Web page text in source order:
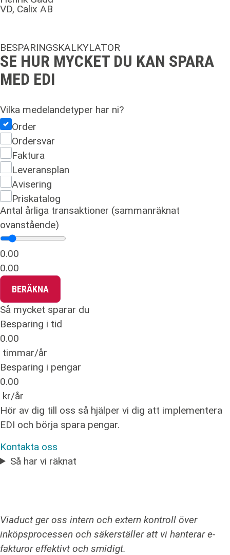
VD, Calix AB
BESPARINGSKALKYLATOR
SE HUR MYCKET DU KAN SPARA
MED EDI
Vilka medelandetyper har ni?
Order
Ordersvar
Faktura
Leveransplan
Avisering
Priskatalog
Antal årliga transaktioner (sammanräknat
ovanstående)
0.00
0.00
BERÄKNA
Så mycket sparar du
Besparing i tid
0.00
timmar/år
Besparing i pengar
0.00
kr/år
Hör av dig till oss så hjälper vi dig att implementera
EDI och börja spara pengar.
Kontakta oss
Så har vi räknat
Viaduct ger oss intern och extern kontroll över
inköpsprocessen och säkerställer att vi hanterar e-
fakturor effektivt och smidigt.